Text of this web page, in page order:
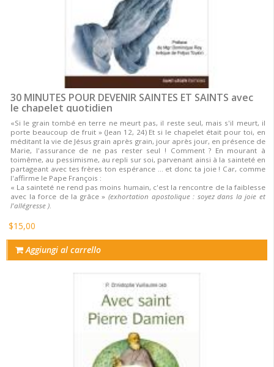
30 MINUTES POUR DEVENIR SAINTES ET SAINTS avec
le chapelet quotidien
«Si le grain tombé en terre ne meurt pas, il reste seul, mais s'il meurt, il
porte beaucoup de fruit » (Jean 12, 24) Et si le chapelet était pour toi, en
méditant la vie de Jésus grain après grain, jour après jour, en présence de
Marie, l'assurance de ne pas rester seul ! Comment ? En mourant à
toimême, au pessimisme, au repli sur soi, parvenant ainsi à la sainteté en
partageant avec tes frères ton espérance ... et donc ta joie ! Car, comme
l'affirme le Pape François :
« La sainteté ne rend pas moins humain, c'est la rencontre de la faiblesse
avec la force de la grâce » (exhortation apostolique : soyez dans la joie et
l'allégresse )
$15,00
Aggiungi al carrello